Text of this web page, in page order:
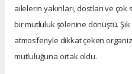
ailelerin yakınları, dostları ve çok
bir mutluluk şölenine dönüştü.
atmosferiyle dikkat çeken
mutluluğuna ortak oldu.